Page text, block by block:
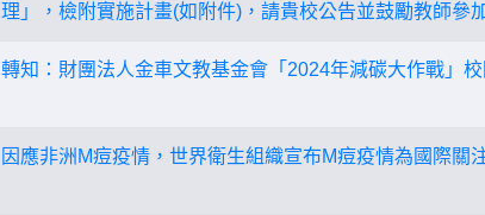
理」，檢附實施計畫(如附件)，請貴校公告並鼓勵教師參
轉知：財團法人金車文教基金會「2024年減碳大作戰」
因應非洲M痘疫情，世界衛生組織宣布M痘疫情為國際